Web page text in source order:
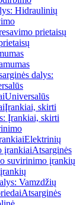
Hidraulinių
prietaisų
dalys:
Universalūs
Įrankiai, skirti
Įrankiai, skirti
Elektrinių
įrankiaiAtsarginės
suvirinimo įrankių
Vamzdžių
Atsarginės